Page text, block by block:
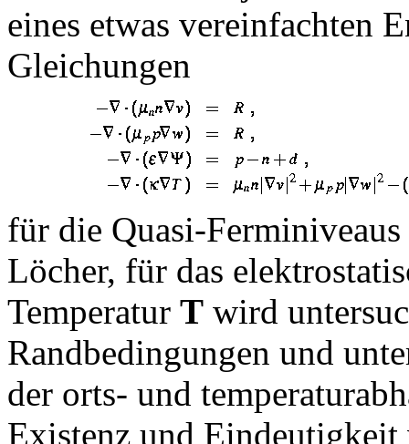
eines etwas vereinfachten
Gleichungen
für die Quasi-Ferminiveaus
Löcher, für das
Temperatur T wird
Randbedingungen und
der orts- und
Existenz und